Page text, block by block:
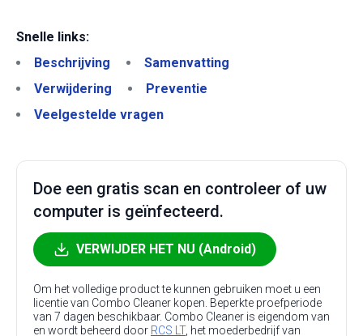
Snelle links:
Beschrijving
Samenvatting
Verwijdering
Preventie
Veelgestelde vragen
Doe een gratis scan en controleer of uw
computer is geïnfecteerd.
VERWIJDER HET NU (Android)
Om het volledige product te kunnen gebruiken moet u een
licentie van Combo Cleaner kopen. Beperkte proefperiode
van 7 dagen beschikbaar. Combo Cleaner is eigendom van
en wordt beheerd door RCS LT, het moederbedrijf van